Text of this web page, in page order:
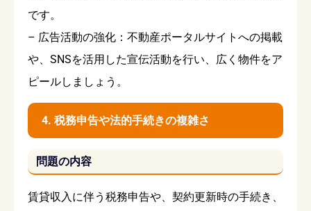
です。
– 広告活動の強化：不動産ポータルサイトへの掲載
や、SNSを活用した宣伝活動を行い、広く物件をア
ピールしましょう。
4. 税務申告や法的手続きの複雑さ
問題の内容
賃貸収入に伴う税務申告や、契約更新時の手続き、